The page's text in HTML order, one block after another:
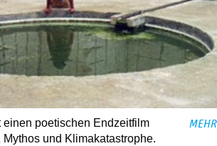
einen poetischen Endzeitfilm
und Klimakatastrophe.
MEHR